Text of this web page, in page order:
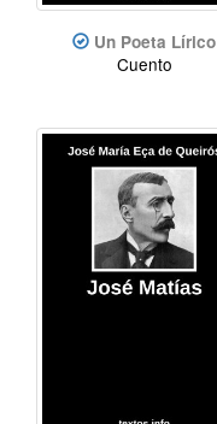
Un Poeta Lírico
Cuento